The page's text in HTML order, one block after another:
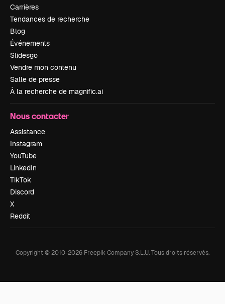
Carrières
Tendances de recherche
Blog
Événements
Slidesgo
Vendre mon contenu
Salle de presse
À la recherche de magnific.ai
Nous contacter
Assistance
Instagram
YouTube
LinkedIn
TikTok
Discord
X
Reddit
Copyright © 2010-2026 Freepik Company S.L.U.Tous droits réservés.